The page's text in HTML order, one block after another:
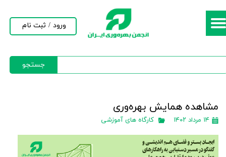
جستجو
ورود / ثبت نام
حساب کاربری من
مشاهده همایش بهره‌وری
۱۴ مرداد ۱۴۰۲ کارگاه های آموزشی